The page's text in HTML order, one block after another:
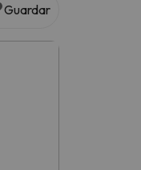
Guardar